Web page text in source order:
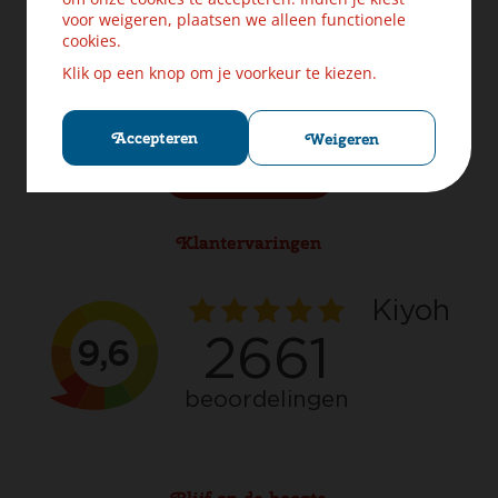
voor weigeren, plaatsen we alleen functionele
cookies.
Klik op een knop om je voorkeur te kiezen.
Accepteren Weigeren
Levering & Verzendinformatie
Ruilen & Retourneren
Klachten? Laat ons helpen!
Cookies
Klantervaringen